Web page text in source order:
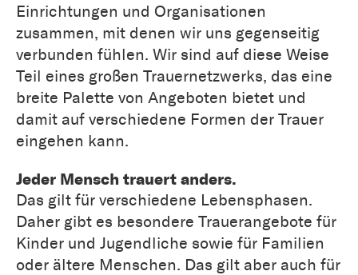
Einrichtungen und Organisationen
zusammen, mit denen wir uns gegenseitig
verbunden fühlen. Wir sind auf diese Weise
Teil eines großen Trauernetzwerks, das eine
breite Palette von Angeboten bietet und
damit auf verschiedene Formen der Trauer
eingehen kann.
Jeder Mensch trauert anders.
Das gilt für verschiedene Lebensphasen.
Daher gibt es besondere Trauerangebote für
Kinder und Jugendliche sowie für Familien
oder ältere Menschen. Das gilt aber auch für